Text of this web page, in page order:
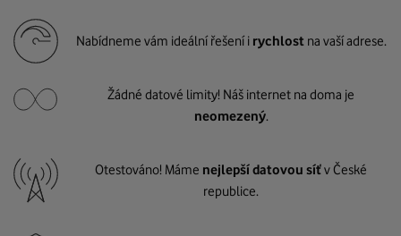
Nabídneme vám ideální řešení i rychlost na vaší adrese.
Žádné datové limity! Náš internet na doma je
neomezený.
Otestováno! Máme nejlepší datovou síťv České
republice.